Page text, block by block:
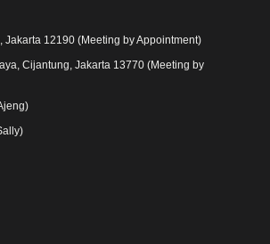
Jakarta 12190 (Meeting by Appointment)
Cijantung, Jakarta 13770 (Meeting by